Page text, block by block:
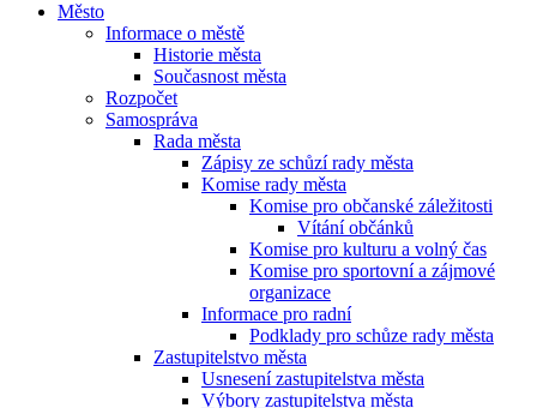
Město
Informace o městě
Historie města
Současnost města
Rozpočet
Samospráva
Rada města
Zápisy ze schůzí rady města
Komise rady města
Komise pro občanské záležitosti
Vítání občánků
Komise pro kulturu a volný čas
Komise pro sportovní a zájmové
organizace
Informace pro radní
Podklady pro schůze rady města
Zastupitelstvo města
Usnesení zastupitelstva města
Výbory zastupitelstva města